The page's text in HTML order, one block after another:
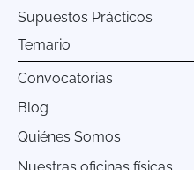
Supuestos Prácticos
Temario
Convocatorias
Blog
Quiénes Somos
Nuestras oficinas físicas